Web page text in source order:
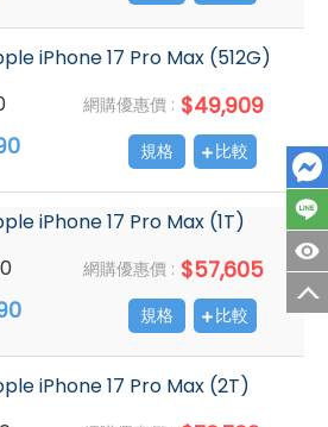
iPhone 17 Pro Max (512G)
網購優惠價 : $49,909
規格 比較
iPhone 17 Pro Max (1T)
網購優惠價 : $57,605
規格 比較
iPhone 17 Pro Max (2T)